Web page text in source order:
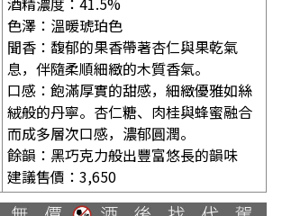
色澤：溫暖琥珀色
聞香：馥郁的果香帶著杏仁與果乾氣
息，伴隨柔順細緻的木質香氣。
口感：飽滿厚實的甜感，細緻優雅如絲
絨般的丹寧。杏仁糖、肉桂與蜂蜜融合
而成多層次口感，濃郁圓潤。
餘韻：黑巧克力般出豐富悠長的韻味
建議售價：3,650